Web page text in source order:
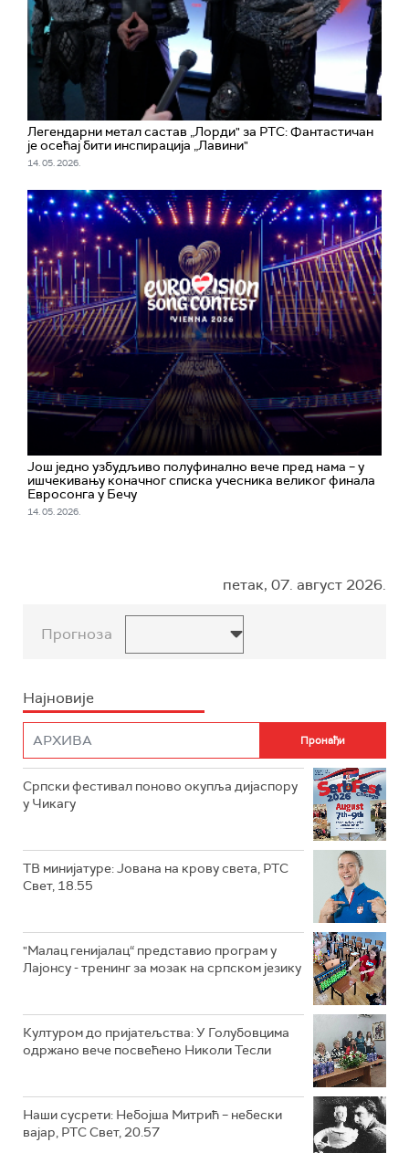
Легендарни метал састав „Лорди" за РТС: Фантастичан
је осећај бити инспирација „Лавини"
14. 05. 2026.
Још једно узбудљиво полуфинално вече пред нама – у
ишчекивању коначног списка учесника великог финала
Евросонга у Бечу
14. 05. 2026.
петак, 07. август 2026.
Прогноза
Најновије
Српски фестивал поново окупља дијаспору
у Чикагу
ТВ минијатуре: Јована на крову света, РТС
Свет, 18.55
"Малац генијалац“ представио програм у
Лајонсу - тренинг за мозак на српском језику
Културом до пријатељства: У Голубовцима
одржано вече посвећено Николи Тесли
Наши сусрети: Небојша Митрић – небески
вајар, РТС Свет, 20.57